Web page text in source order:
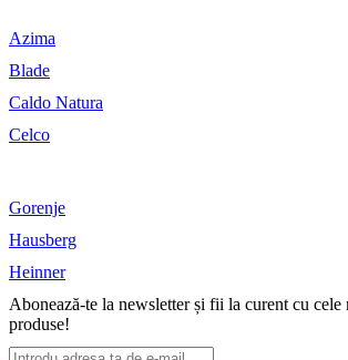
Azima
Blade
Caldo Natura
Celco
Gorenje
Hausberg
Heinner
Abonează-te la newsletter și fii la curent cu cele
produse!